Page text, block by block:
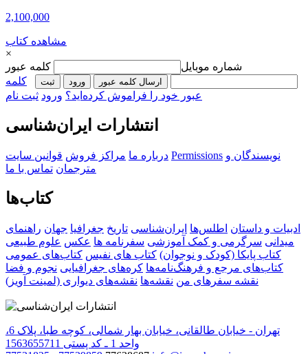
2,100,000
مشاهده کتاب
×
شماره موبایل
کلمه عبور
ارسال کلمه عبور ورود ثبت‌
کلمه
عبور خود را فراموش کرده‌اید؟ ورود ثبت نام
انتشارات ایران‌شناسی
درباره ما مراکز فروش قوانین سایت Permissions نویسندگان و
مترجمان تماس با ما
کتاب‌ها
ادبیات و داستان اطلس‌ها ایران‌شناسی تاریخ جغرافیا جهان راهنمای
میدانی سرگرمی و کمک آموزشی سفرنامه‌ ها عکس علوم طبیعی
کتاب‌ پایکا (کودک و نوجوان) کتاب های نفیس کتاب‌های عمومی
کتاب‌های مرجع و فرهنگ‌نامه‌ها کره‌های جغرافیایی نجوم و فضا
نقشه سفرهای من نقشه‌ها نقشه‌های دیواری (لمینت آویز)
تهران - خیابان طالقانی، خیابان بهار شمالی، کوچه طبا، پلاک 6،
واحد 1 ـ کد پستی 1563655711